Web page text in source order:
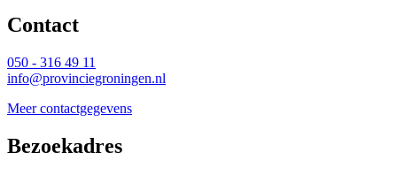
Contact
050 - 316 49 11
info@provinciegroningen.nl
Meer contactgegevens
Bezoekadres